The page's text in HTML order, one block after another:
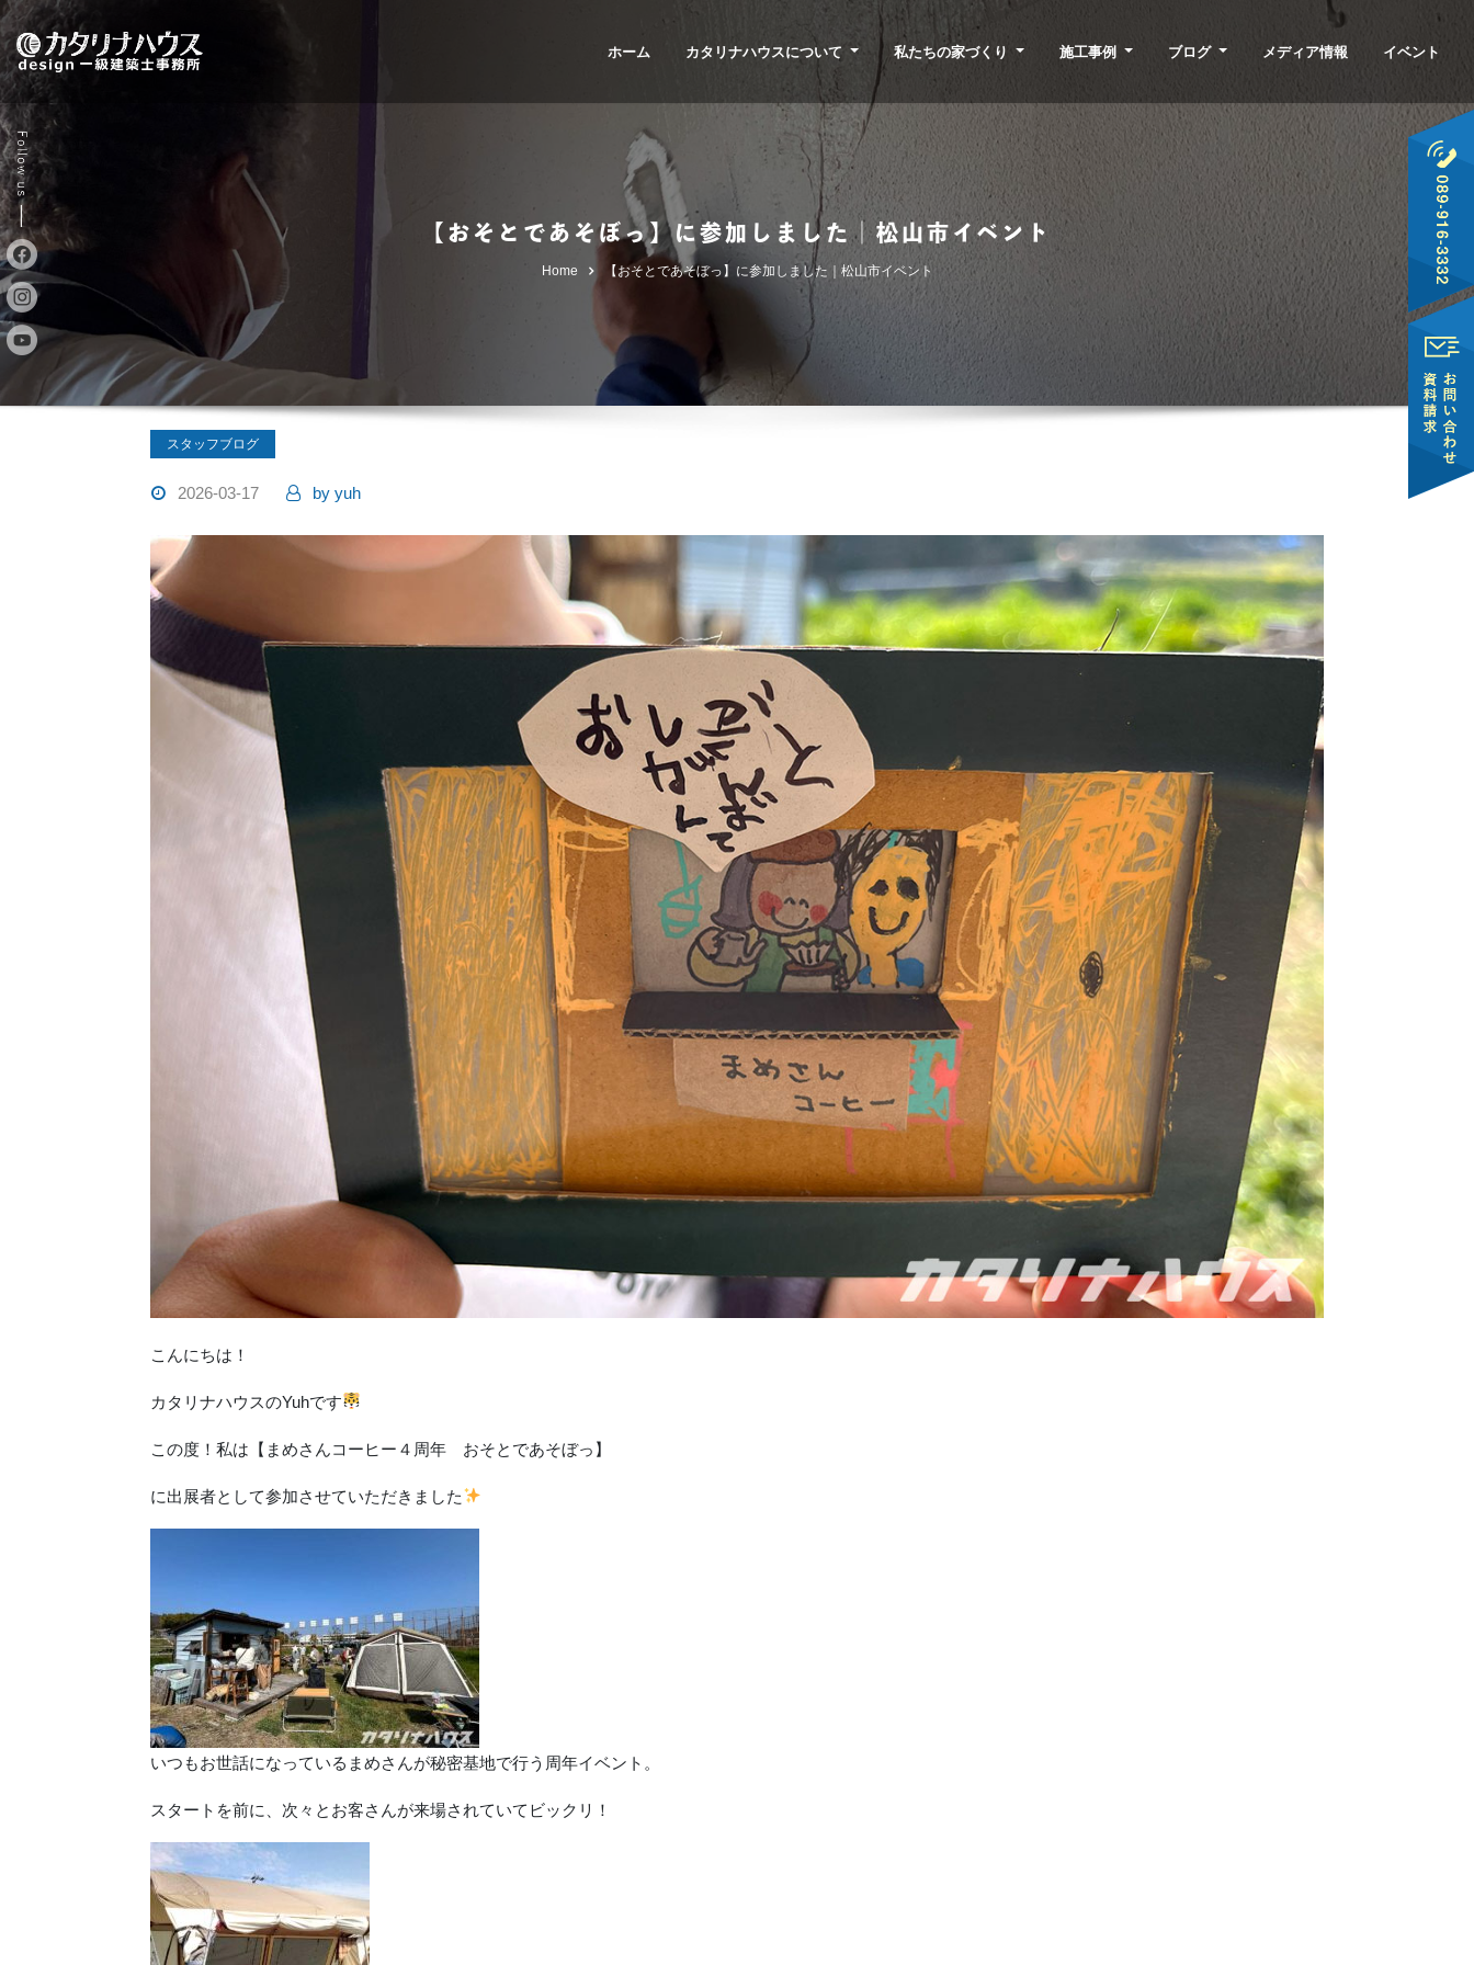
Skip
to
content
ホーム カタリナハウスについて 私たちの家づくり 施工事例 ブログ メディア情報 イベント
【おそとであそぼっ】に参加しました｜松山市イベント
Home 【おそとであそぼっ】に参加しました｜松山市イベント
スタッフブログ
2026-03-17 by yuh
こんにちは！
カタリナハウスのYuhです
この度！私は【まめさんコーヒー４周年 おそとであそぼっ】
に出展者として参加させていただきました
いつもお世話になっているまめさんが秘密基地で行う周年イベント。
スタートを前に、次々とお客さんが来場されていてビックリ！